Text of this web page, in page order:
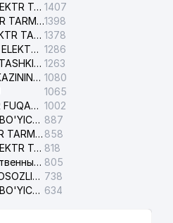
SHAYXONTOHUR ELEKTR TARMOG'I NOSOZLIKLARINI TUZATISH XIZMATI 1407
SAMARQAND ELEKTR TARMOQLARI AJ1398
SURXONDARYO ELEKTR TARMOQLARI AJ 1378
TOSHKENT TUMANI ELEKTR TARMOG'I AVARIYA XIZMATI 1286
TOSHKENT SHAHRI TASHKILOT TELEFONLARI HAQIDA MA'LUMOT BYUROSI 1263
DAVLAT TEST MARKAZINING ISHONCH TELEFONLARI 1080
1065
TOSHKENT SHAHAR FUQAROLIK ISHLARI BO'YICHA SUDI 1002
FUQAROLIK ISHLARI BO'YICHA YAKKASAROY TUMANLARARO SUDI 887
YUNUSOBOD ELEKTR TARMOG'I NOSOZLIKLARI XIZMATI 858
NAVOIY HUDUDIY ELEKTR TARMOQLARI KORXONASI AJ 818
Ташкентский следственный изолятор 805
ELEKTRTARMOG'I NOSOZLIKLARINI TO'ZATISH SERGELI XIZMATI 738
FUQAROLIK ISHLARI BO'YICHA UCH-TEPA TUMANI SUDI 634